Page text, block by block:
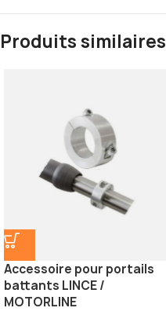
Produits similaires
Accessoire pour portails
battants LINCE /
MOTORLINE